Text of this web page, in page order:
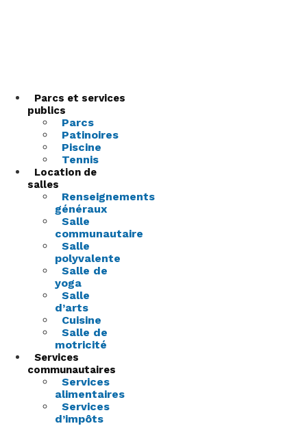
Parcs et services
publics
Parcs
Patinoires
Piscine
Tennis
Location de
salles
Renseignements
généraux
Salle
communautaire
Salle
polyvalente
Salle de
yoga
Salle
d’arts
Cuisine
Salle de
motricité
Services
communautaires
Services
alimentaires
Services
d’impôts